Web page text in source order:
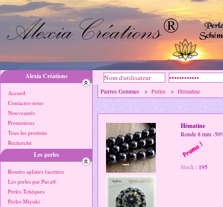
Alexia Créations
Accueil
Contactez-nous
Nouveautés
Promotions
Tous les produits
Recherche
Les perles
Rondes aplaties facettées
Les perles par Puca®
Perles Tchèques
Perles Miyuki
Pierres Gemmes > Perles > Hématine
Hématine
Ronde 8 mm -
Stock : 195